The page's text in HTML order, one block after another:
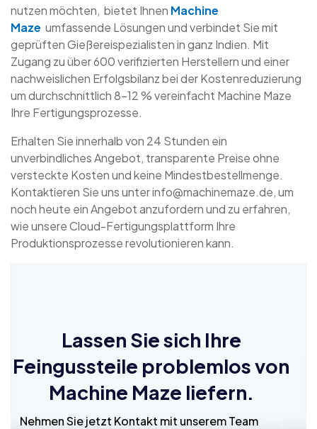
nutzen möchten, bietet Ihnen Machine
Maze umfassende Lösungen und verbindet Sie mit
geprüften Gießereispezialisten in ganz Indien. Mit
Zugang zu über 600 verifizierten Herstellern und einer
nachweislichen Erfolgsbilanz bei der Kostenreduzierung
um durchschnittlich 8–12 % vereinfacht Machine Maze
Ihre Fertigungsprozesse.
Erhalten Sie innerhalb von 24 Stunden ein
unverbindliches Angebot, transparente Preise ohne
versteckte Kosten und keine Mindestbestellmenge.
Kontaktieren Sie uns unter info@machinemaze.de, um
noch heute ein Angebot anzufordern und zu erfahren,
wie unsere Cloud-Fertigungsplattform Ihre
Produktionsprozesse revolutionieren kann.
Lassen Sie sich Ihre
Feingussteile problemlos von
Machine Maze liefern.
Nehmen Sie jetzt Kontakt mit unserem Team